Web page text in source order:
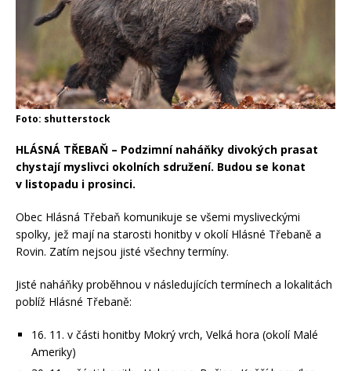
Foto: shutterstock
HLÁSNÁ TŘEBAŇ – Podzimní naháňky divokých prasat
chystají myslivci okolních sdružení. Budou se konat
v listopadu i prosinci.
Obec Hlásná Třebaň komunikuje se všemi mysliveckými
spolky, jež mají na starosti honitby v okolí Hlásné Třebaně a
Rovin. Zatím nejsou jisté všechny termíny.
Jisté naháňky proběhnou v následujících termínech a lokalitách
poblíž Hlásné Třebaně:
16. 11. v části honitby Mokrý vrch, Velká hora (okolí Malé
Ameriky)